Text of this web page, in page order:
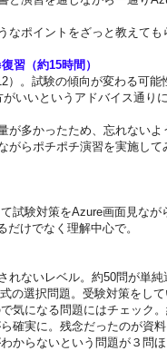
ポイントをざっと教えても
習（約15時間）
。試験の傾向が変わる可能
いいというアドバイス通り
多かったため、忘れないよ
がらポチポチ演習を実施して
試験対策をAzure画面見なが
けでなく理解中心で。
れないレベル。約50問が単純
の選択問題。受験対策をして
気になる問題にはチェック。
確実に。残念だったのが資
からないという問題が３問